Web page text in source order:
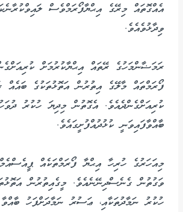
އެއްގޮތައް މިރޭގެ އިޙްޔާފޯރަމްވެސް
ވިދާޅުވެއެވެ.
ރަމަޟާންމަހުގެ ރޭތައް އިޙްޔާކުރުމަށް
ފޯރަމްތައް މާލޭގެ އިތުރުން އަތޮޅުތަކުގެ ބައެއް
ކުރިއަށްގެންދެއެވެ. އެގޮތުން މިދިޔަ ހުކުރު
ބާއްވާފައިވަނީ ކުޅުދުއްފުށީގައެވެ.
މިއަހަރުގެ ހުރިހާ އިޙްޔާ ފޯރަމްތަކެއް
ހުކުރު ނަމާދުތަކާއި، ޢަސުރު ނަމާދަށްފަހު